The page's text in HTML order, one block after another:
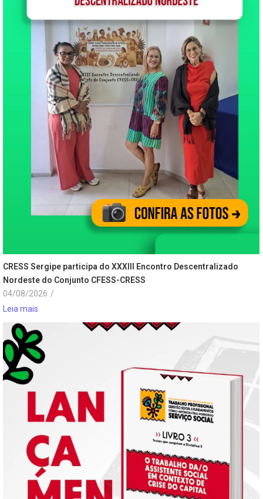
CRESS Sergipe participa do XXXIII Encontro Descentralizado
Nordeste do Conjunto CFESS-CRESS
04/08/2026 /
Leia mais